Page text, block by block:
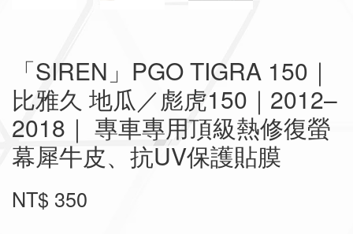
「SIREN」PGO TIGRA 150｜
比雅久 地瓜／彪虎150｜2012–
2018｜ 專車專用頂級熱修復螢
幕犀牛皮、抗UV保護貼膜
NT$ 350